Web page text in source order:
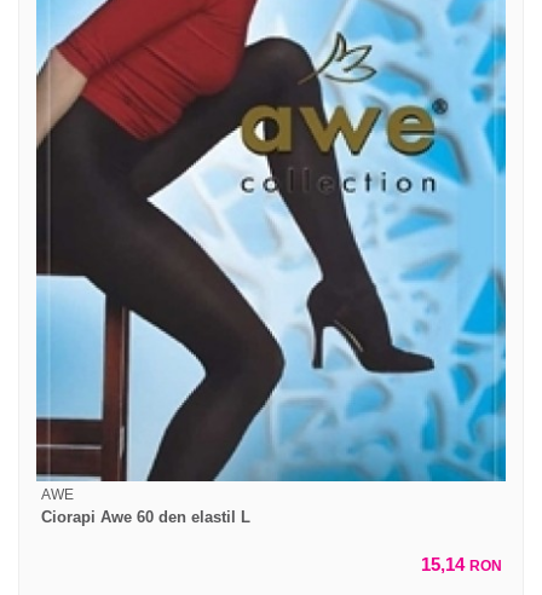
AWE
Ciorapi Awe 60 den elastil L
15,14 RON